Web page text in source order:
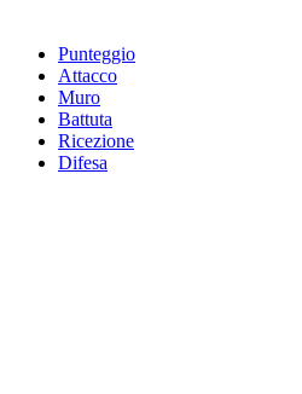
Punteggio
Attacco
Muro
Battuta
Ricezione
Difesa